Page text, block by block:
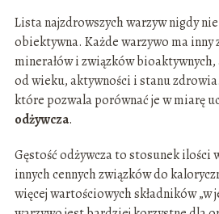
Lista najzdrowszych warzyw nigdy
obiektywna. Każde warzywo ma
minerałów i związków
od wieku, aktywności i stanu
które pozwala porównać je w miarę
odżywcza.
Gęstość odżywcza to stosunek ilości
innych cennych związków do
więcej wartościowych składników „w